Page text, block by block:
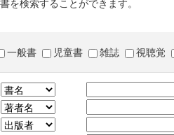
を検索することができます。
一般書 児童書 雑誌 視聴覚